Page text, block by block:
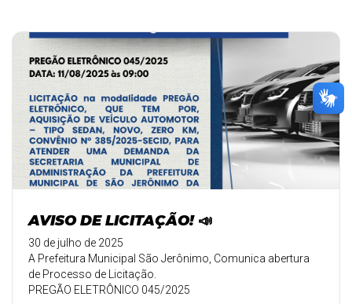
AVISO DE LICITAÇÃO! 📣
30 de julho de 2025
A Prefeitura Municipal São Jerônimo, Comunica abertura
de Processo de Licitação.
PREGÃO ELETRÔNICO 045/2025